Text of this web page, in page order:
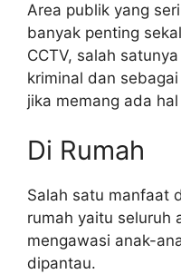
Area publik yang
banyak penting
CCTV, salah
kriminal dan
jika memang ada
Di Rumah
Salah satu manfaat
rumah yaitu seluruh
mengawasi anak-
dipantau.